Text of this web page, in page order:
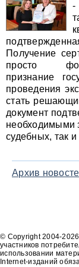
-
Получение
просто
признание
проведения
стать
документ
необходимыми
судебных, так
Архив
© Copyright 2004-
участников
использовании
Internet-изданий